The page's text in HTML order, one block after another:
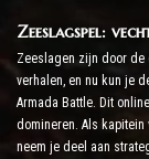
Zeeslagspel:
Zeeslagen zijn door de
verhalen, en nu kun je
Armada Battle. Dit
domineren. Als kapitein
neem je deel aan